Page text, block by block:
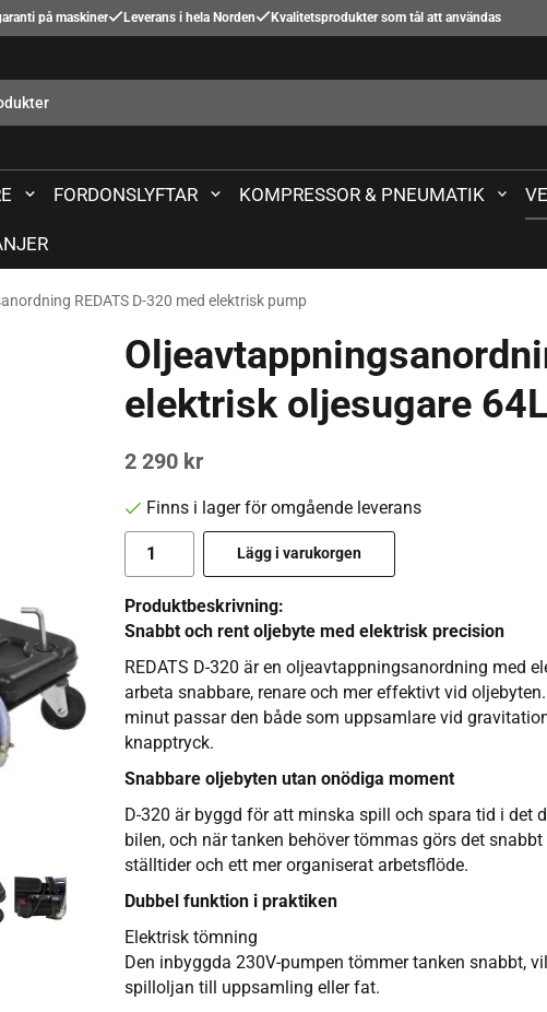
på maskiner Leverans i hela Norden Kvalitetsprodukter som tål att användas
FORDONSLYFTAR KOMPRESSOR & PNEUMATIK
REDATS D-320 med elektrisk pump
elektrisk oljesugare 64L
2 290 kr
Finns i lager för omgående leverans
Lägg i varukorgen
Produktbeskrivning:
Snabbt och rent oljebyte med elektrisk precision
REDATS D-320 är en oljeavtappningsanordning med
arbeta snabbare, renare och mer effektivt vid
minut passar den både som uppsamlare vid
knapptryck.
Snabbare oljebyten utan onödiga moment
D-320 är byggd för att minska spill och spara tid i det
bilen, och när tanken behöver tömmas görs det
ställtider och ett mer organiserat arbetsflöde.
Dubbel funktion i praktiken
Elektrisk tömning
Den inbyggda 230V-pumpen tömmer tanken snabbt,
spilloljan till uppsamling eller fat.